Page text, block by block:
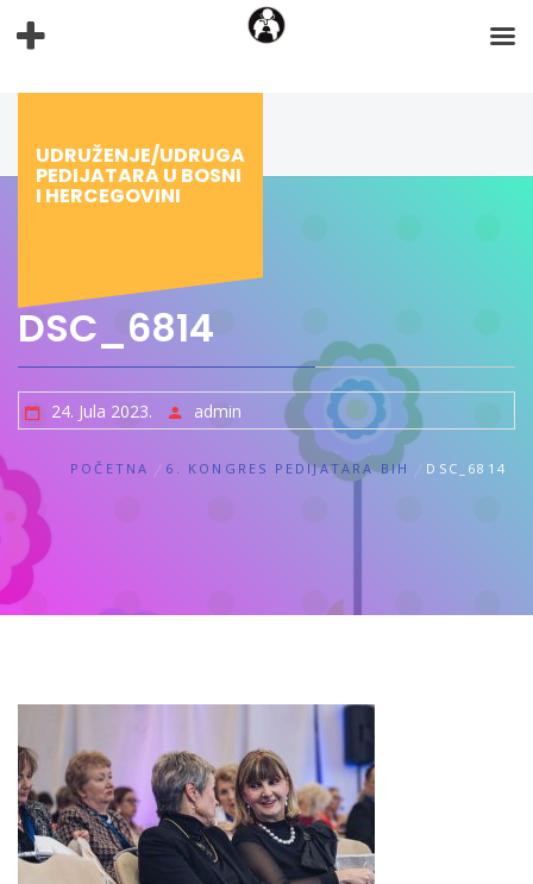
na
UDRUŽENJE/UDRUGA
PEDIJATARA U BOSNI
I HERCEGOVINI
DSC_6814
24. Jula 2023. admin
POČETNA 6. KONGRES PEDIJATARA BIH DSC_6814